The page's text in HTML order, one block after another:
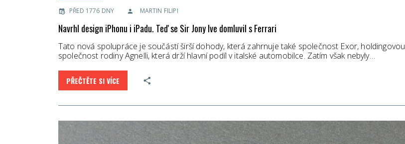
PŘED 1776 DNY MARTIN FILIPI
Navrhl design iPhonu i iPadu. Teď se Sir Jony Ive domluvil s Ferrari
Tato nová spolupráce je součástí širší dohody, která zahrnuje také společnost Exor, holdingovou
společnost rodiny Agnelli, která drží hlavní podíl v italské automobilce. Zatím však nebyly…
PŘEČTĚTE SI VÍCE